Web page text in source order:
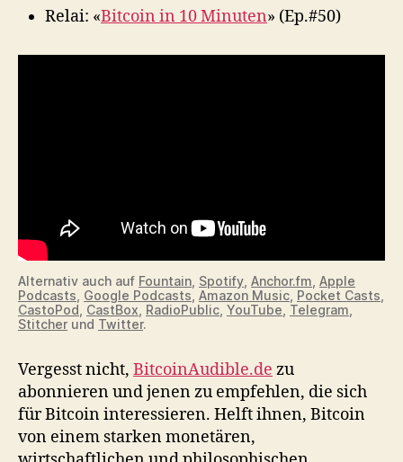
Relai: «Bitcoin in 10 Minuten» (Ep.#50)
Alternativ auch auf Fountain Spotify Anchor.fm Apple
Podcasts Google Podcasts Amazon Music Pocket Casts
CastoPod CastBox RadioPublic YouTube Telegram
Stitcher und Twitter.
Vergesst nicht, BitcoinAudible.de zu
abonnieren und jenen zu empfehlen, die sich
für Bitcoin interessieren. Helft ihnen, Bitcoin
von einem starken monetären,